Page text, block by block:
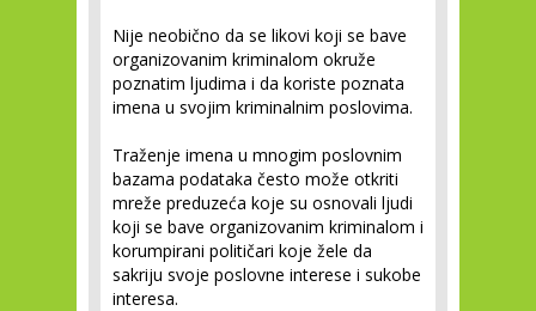
Nije neobično da se likovi koji se bave
organizovanim kriminalom okruže
poznatim ljudima i da koriste poznata
imena u svojim kriminalnim poslovima.
Traženje imena u mnogim poslovnim
bazama podataka često može otkriti
mreže preduzeća koje su osnovali ljudi
koji se bave organizovanim kriminalom i
korumpirani političari koje žele da
sakriju svoje poslovne interese i sukobe
interesa.